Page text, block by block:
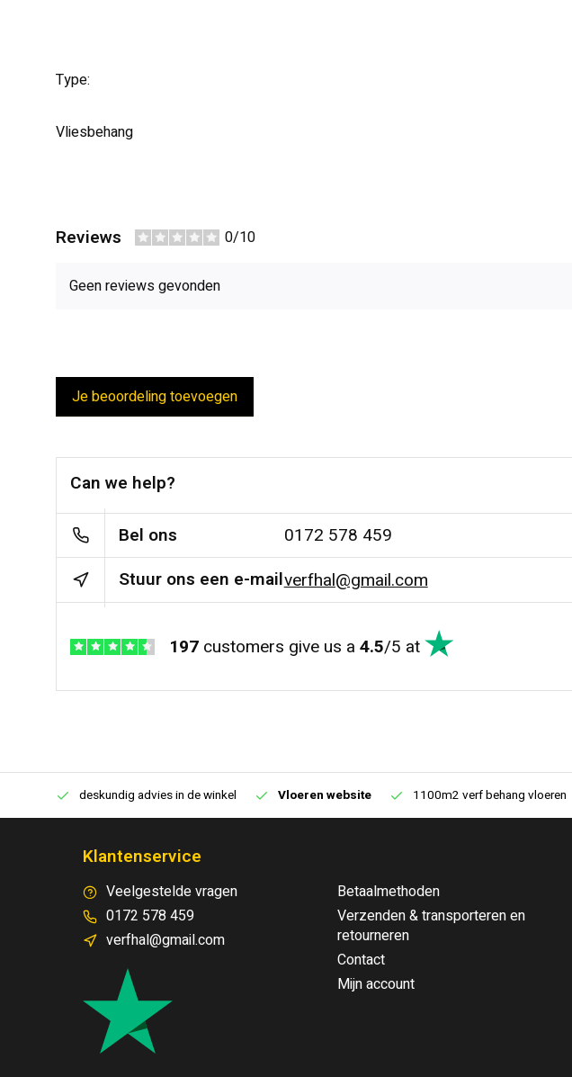
Type:
Vliesbehang
Reviews 0/10
Geen reviews gevonden
Je beoordeling toevoegen
Can we help?
Bel ons
0172 578 459
Stuur ons een e-mailverfhal@gmail.com
197 customers give us a 4.5/5 at
deskundig advies in de winkel Vloeren website 1100m2 verf behang vloeren
Klantenservice
Veelgestelde vragen
0172 578 459
verfhal@gmail.com
Betaalmethoden
Verzenden & transporteren en
retourneren
Contact
Mijn account